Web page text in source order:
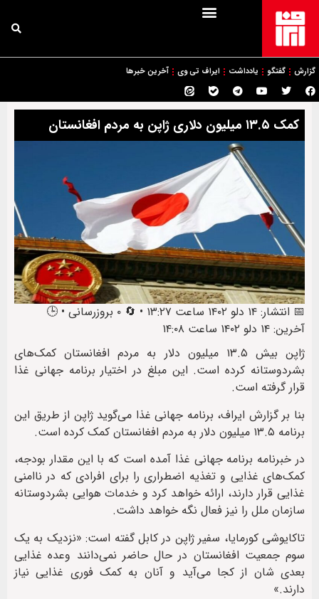
گزارش گفتگو یادداشت ایراف تی وی آخرین خبرها
کمک ۱۳.۵ میلیون دلاری ژاپن به مردم افغانستان
📅 انتشار: ۱۴ دلو ۱۴۰۲ ساعت ۱۳:۲۷ • 🔄 ۰ بروزرسانی • 🕒
آخرین: ۱۴ دلو ۱۴۰۲ ساعت ۱۴:۰۸
ژاپن بیش ۱۳.۵ میلیون دلار به مردم افغانستان کمک‌های
بشردوستانه کرده است. این مبلغ در اختیار برنامه جهانی غذا
قرار گرفته است.
بنا بر گزارش ایراف، برنامه‌ جهانی غذا می‌گوید ژاپن از طریق این
برنامه ۱۳.۵ میلیون دلار به مردم افغانستان کمک کرده است.
در خبرنامه‌ برنامه جهانی غذا آمده است که با این مقدار بودجه،
کمک‌های غذایی و تغذیه اضطراری را برای افرادی که در ناامنی
غذایی قرار دارند، ارائه خواهد کرد و خدمات هوایی بشردوستانه‌
سازمان ملل را نیز فعال نگه خواهد داشت.
تاکایوشی کورمایا، سفیر ژاپن در کابل گفته است: «نزدیک به یک
سوم جمعیت افغانستان در حال حاضر نمی‌دانند وعده غذایی
بعدی شان از کجا می‌آید و آنان به کمک فوری غذایی نیاز
دارند.»